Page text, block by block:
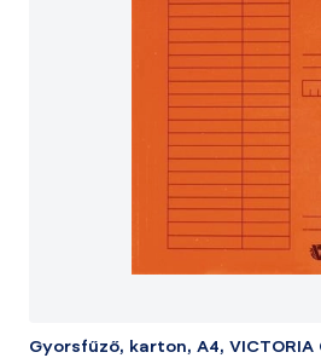
Gyorsfűző, karton, A4, VICTORIA